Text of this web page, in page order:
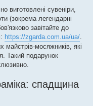
виготовлені сувеніри,
(зокрема легендарні
завітайте до
https://zgarda.com.ua/ua/
майстрів-мосяжників, які
Такий подарунок
спадщина